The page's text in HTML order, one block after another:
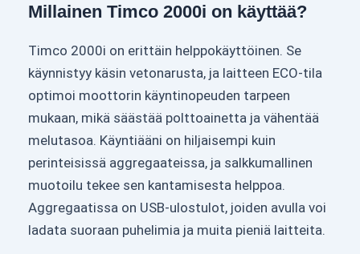
Millainen Timco 2000i on käyttää?
Timco 2000i on erittäin helppokäyttöinen. Se
käynnistyy käsin vetonarusta, ja laitteen ECO-tila
optimoi moottorin käyntinopeuden tarpeen
mukaan, mikä säästää polttoainetta ja vähentää
melutasoa. Käyntiääni on hiljaisempi kuin
perinteisissä aggregaateissa, ja salkkumallinen
muotoilu tekee sen kantamisesta helppoa.
Aggregaatissa on USB-ulostulot, joiden avulla voi
ladata suoraan puhelimia ja muita pieniä laitteita.